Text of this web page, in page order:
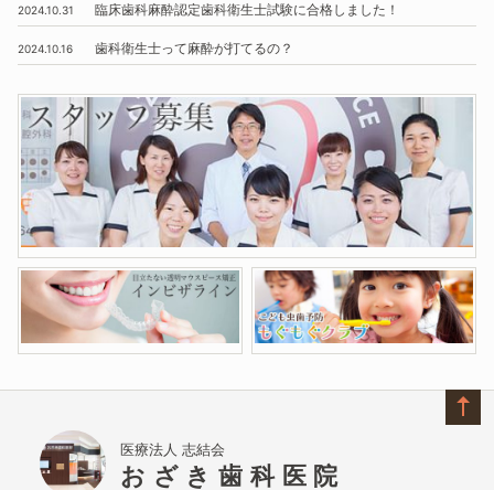
2024.10.31 臨床歯科麻酔認定歯科衛生士試験に合格しました！
2024.10.16 歯科衛生士って麻酔が打てるの？
医療法人 志結会
おざき歯科医院